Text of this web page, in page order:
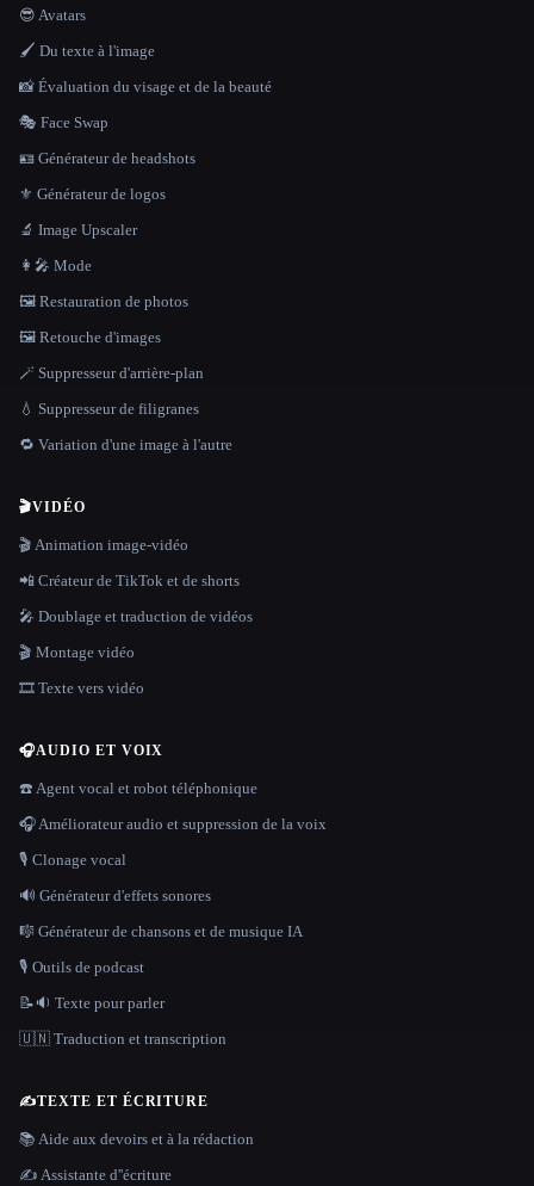
😎 Avatars
🖌️ Du texte à l'image
📸 Évaluation du visage et de la beauté
🎭 Face Swap
🪪 Générateur de headshots
⚜️ Générateur de logos
🔬 Image Upscaler
👩‍🎤 Mode
🖼️ Restauration de photos
🖼️ Retouche d'images
🪄 Suppresseur d'arrière-plan
💧 Suppresseur de filigranes
🔁 Variation d'une image à l'autre
🎬VIDÉO
🎬 Animation image-vidéo
📲 Créateur de TikTok et de shorts
🎤 Doublage et traduction de vidéos
🎬 Montage vidéo
🎞️ Texte vers vidéo
🎧AUDIO ET VOIX
☎️ Agent vocal et robot téléphonique
🎧 Améliorateur audio et suppression de la voix
🎙️ Clonage vocal
🔊 Générateur d'effets sonores
🎼 Générateur de chansons et de musique IA
🎙️ Outils de podcast
📝🔉 Texte pour parler
🇺🇳 Traduction et transcription
✍️TEXTE ET ÉCRITURE
📚 Aide aux devoirs et à la rédaction
✍️ Assistante d''écriture